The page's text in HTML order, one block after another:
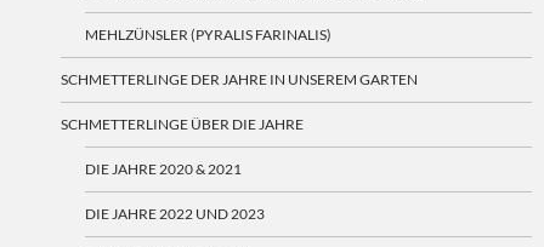
MEHLZÜNSLER (PYRALIS FARINALIS)
SCHMETTERLINGE DER JAHRE IN UNSEREM GARTEN
SCHMETTERLINGE ÜBER DIE JAHRE
DIE JAHRE 2020 & 2021
DIE JAHRE 2022 UND 2023